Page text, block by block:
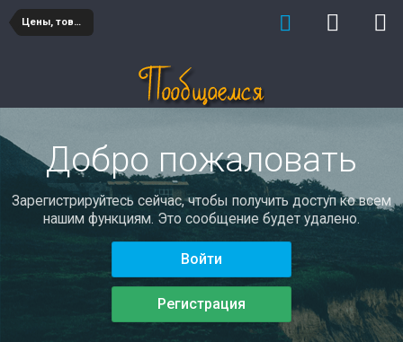
Цены, товары и услуги
Добро пожаловать
Зарегистрируйтесь сейчас, чтобы получить доступ ко всем
нашим функциям. Это сообщение будет удалено.
Войти
Регистрация